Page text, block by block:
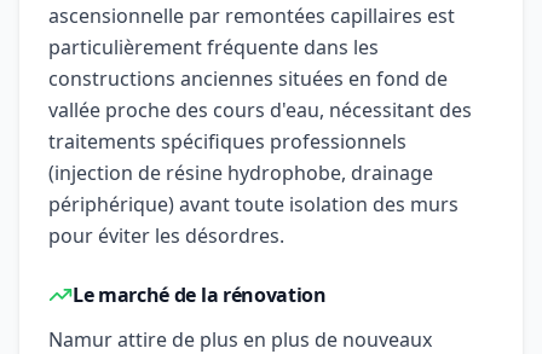
ascensionnelle par remontées capillaires est
particulièrement fréquente dans les
constructions anciennes situées en fond de
vallée proche des cours d'eau, nécessitant des
traitements spécifiques professionnels
(injection de résine hydrophobe, drainage
périphérique) avant toute isolation des murs
pour éviter les désordres.
Le marché de la rénovation
Namur attire de plus en plus de nouveaux